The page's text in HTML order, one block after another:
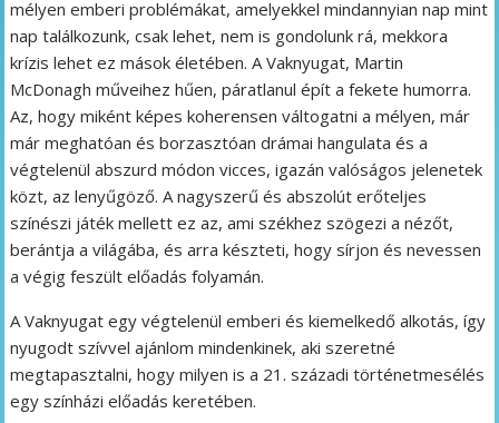
mélyen emberi problémákat, amelyekkel mindannyian nap mint
nap találkozunk, csak lehet, nem is gondolunk rá, mekkora
krízis lehet ez mások életében. A Vaknyugat, Martin
McDonagh műveihez hűen, páratlanul épít a fekete humorra.
Az, hogy miként képes koherensen váltogatni a mélyen, már
már meghatóan és borzasztóan drámai hangulata és a
végtelenül abszurd módon vicces, igazán valóságos jelenetek
közt, az lenyűgöző. A nagyszerű és abszolút erőteljes
színészi játék mellett ez az, ami székhez szögezi a nézőt,
berántja a világába, és arra készteti, hogy sírjon és nevessen
a végig feszült előadás folyamán.
A Vaknyugat egy végtelenül emberi és kiemelkedő alkotás, így
nyugodt szívvel ajánlom mindenkinek, aki szeretné
megtapasztalni, hogy milyen is a 21. századi történetmesélés
egy színházi előadás keretében.